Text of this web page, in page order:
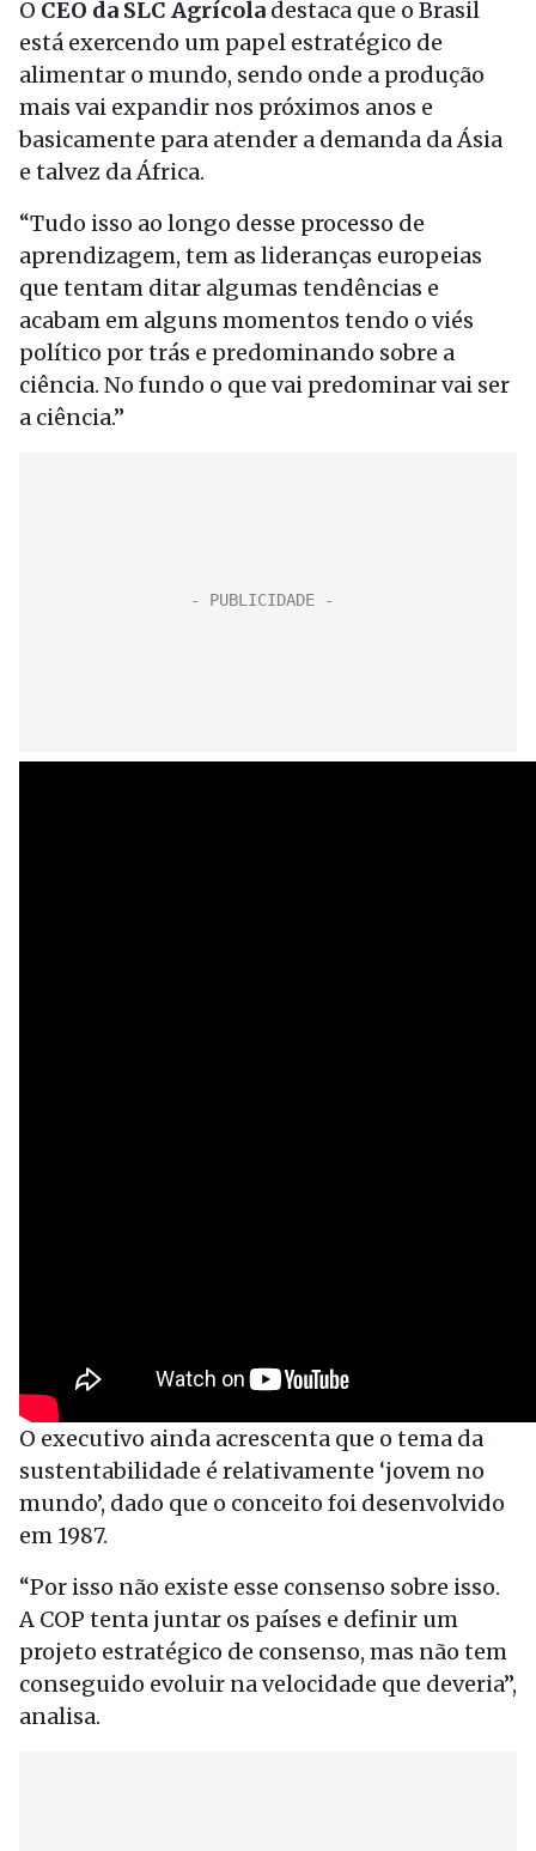
O CEO da SLC Agrícola destaca que o Brasil
está exercendo um papel estratégico de
alimentar o mundo, sendo onde a produção
mais vai expandir nos próximos anos e
basicamente para atender a demanda da Ásia
e talvez da África.
“Tudo isso ao longo desse processo de
aprendizagem, tem as lideranças europeias
que tentam ditar algumas tendências e
acabam em alguns momentos tendo o viés
político por trás e predominando sobre a
ciência. No fundo o que vai predominar vai ser
a ciência.”
O executivo ainda acrescenta que o tema da
sustentabilidade é relativamente ‘jovem no
mundo’, dado que o conceito foi desenvolvido
em 1987.
“Por isso não existe esse consenso sobre isso.
A COP tenta juntar os países e definir um
projeto estratégico de consenso, mas não tem
conseguido evoluir na velocidade que deveria”,
analisa.